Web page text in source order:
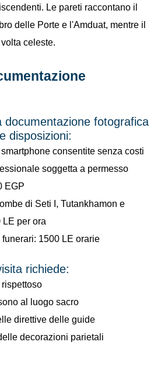
Le pareti raccontano il
delle Porte e l'Amduat, mentre il
celeste.
documentazione fotografica
disposizioni:
consentite senza costi
soggetta a permesso
EGP
di Seti I, Tutankhamon e
LE per ora
1500 LE orarie
richiede:
al luogo sacro
direttive delle guide
decorazioni parietali